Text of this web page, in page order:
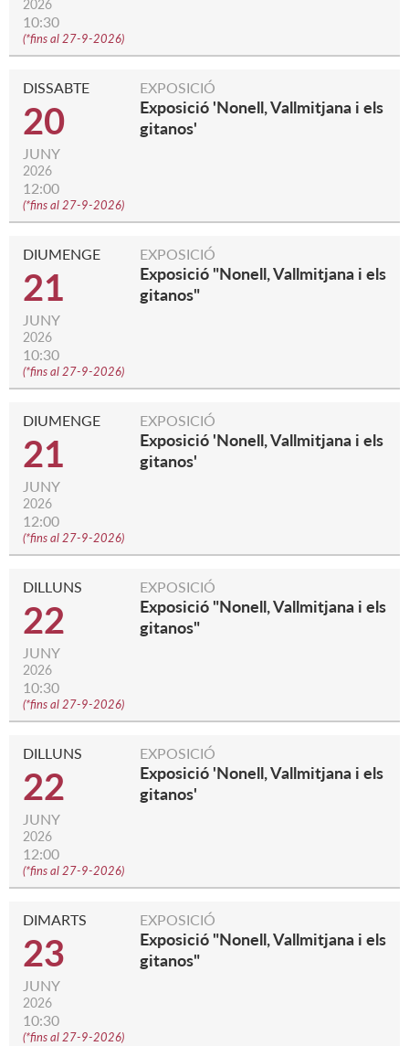
2026
10:30
(*fins al 27-9-2026)
DISSABTE
20
JUNY
2026
12:00
(*fins al 27-9-2026)
EXPOSICIÓ
Exposició 'Nonell, Vallmitjana i els
gitanos'
DIUMENGE
21
JUNY
2026
10:30
(*fins al 27-9-2026)
EXPOSICIÓ
Exposició "Nonell, Vallmitjana i els
gitanos"
DIUMENGE
21
JUNY
2026
12:00
(*fins al 27-9-2026)
EXPOSICIÓ
Exposició 'Nonell, Vallmitjana i els
gitanos'
DILLUNS
22
JUNY
2026
10:30
(*fins al 27-9-2026)
EXPOSICIÓ
Exposició "Nonell, Vallmitjana i els
gitanos"
DILLUNS
22
JUNY
2026
12:00
(*fins al 27-9-2026)
EXPOSICIÓ
Exposició 'Nonell, Vallmitjana i els
gitanos'
DIMARTS
23
JUNY
2026
10:30
(*fins al 27-9-2026)
EXPOSICIÓ
Exposició "Nonell, Vallmitjana i els
gitanos"